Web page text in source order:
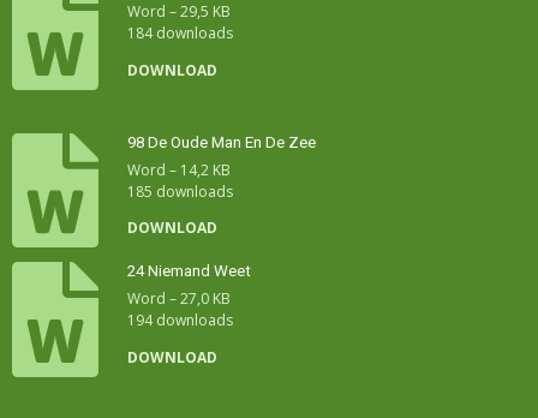
Word – 29,5 KB
184 downloads
DOWNLOAD
98 De Oude Man En De Zee
Word – 14,2 KB
185 downloads
DOWNLOAD
24 Niemand Weet
Word – 27,0 KB
194 downloads
DOWNLOAD